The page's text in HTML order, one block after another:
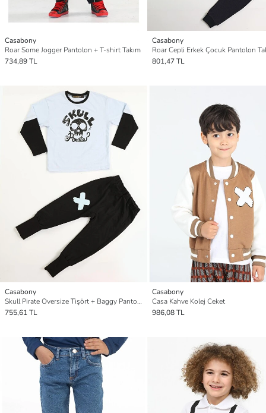
Casabony
Roar Some Jogger Pantolon + T-shirt Takım
734,89 TL
Casabony
Roar Cepli Erkek Çocuk Pantolon
801,47 TL
Casabony
Skull Pirate Oversize Tişört + Baggy Pantolon Takım
755,61 TL
Casabony
Casa Kahve Kolej Ceket
986,08 TL